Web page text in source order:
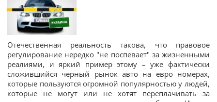
Отечественная реальность такова, что правовое
регулирование нередко "не поспевает" за жизненными
реалиями, и яркий пример этому – уже фактически
сложившийся черный рынок авто на евро номерах,
которые пользуются огромной популярностью у людей,
которые не могут или не хотят переплачивать за